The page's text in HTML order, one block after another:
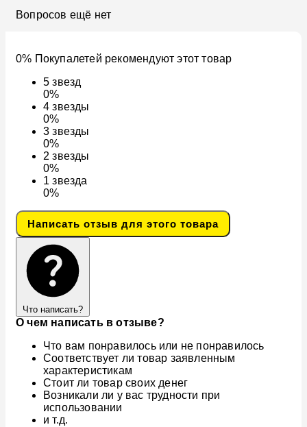
Вопросов ещё нет
0% Покупалетей рекомендуют этот товар
5звезд
0%
4звезды
0%
3звезды
0%
2звезды
0%
1звезда
0%
Написать отзыв для этого товара
Что написать?
О чем написать в отзыве?
Что вам понравилось или не понравилось
Соответствует ли товар заявленным
характеристикам
Стоит ли товар своих денег
Возникали ли у вас трудности при
использовании
и т.д.